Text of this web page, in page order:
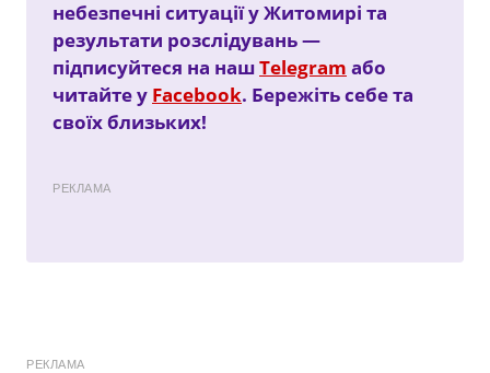
небезпечні ситуації у Житомирі та
результати розслідувань —
підписуйтеся на нашTelegram або
читайте у Facebook. Бережіть себе та
своїх близьких!
РЕКЛАМА
РЕКЛАМА